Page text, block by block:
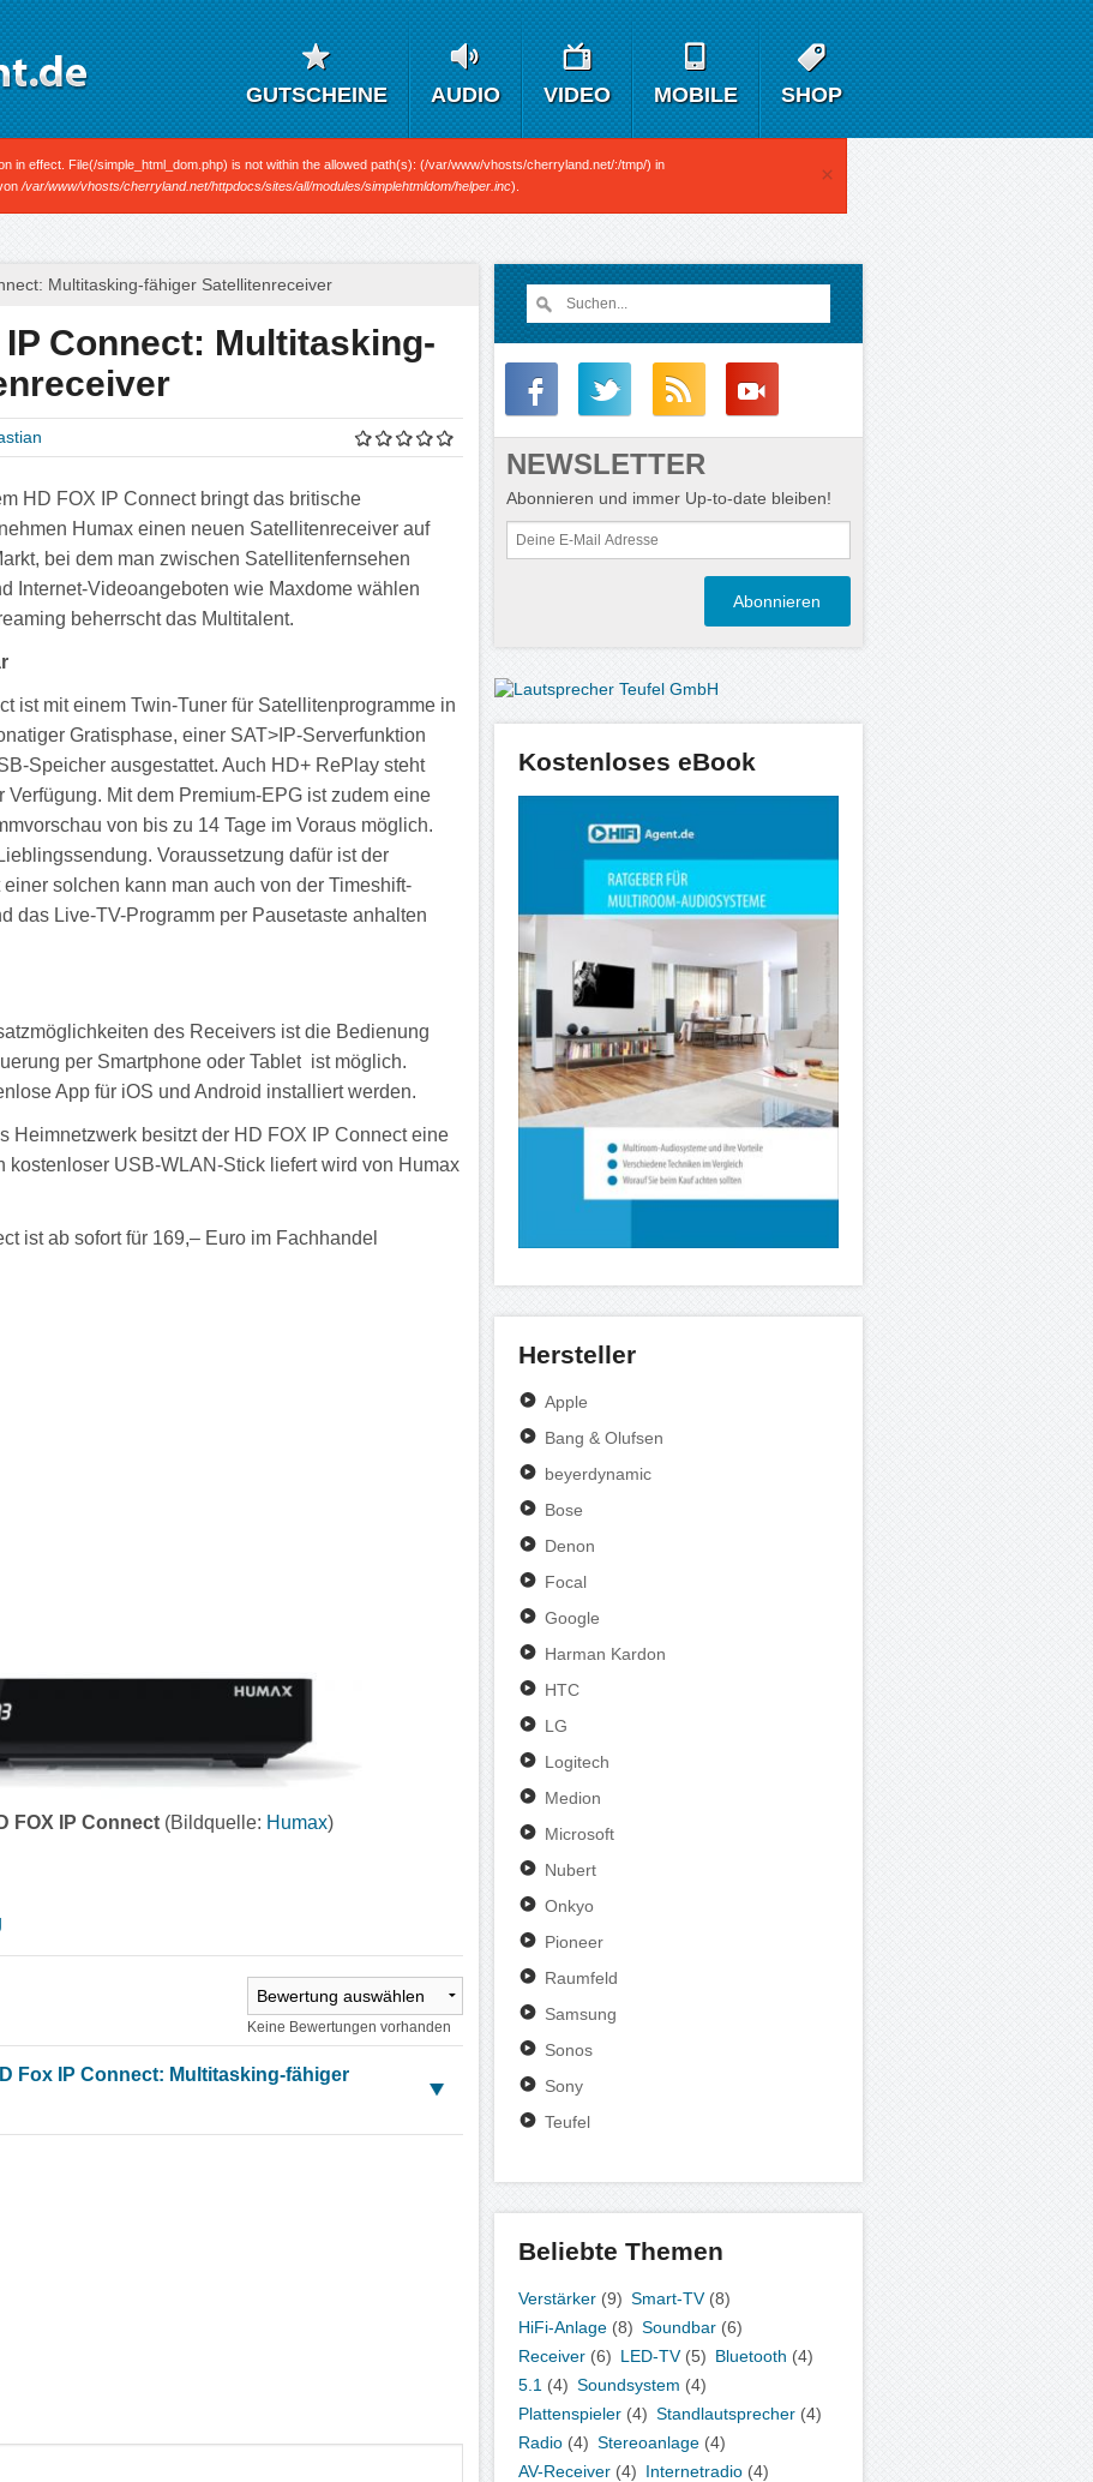
GUTSCHEINE AUDIO VIDEO MOBILE SHOP
in effect. File(/simple_html_dom.php) is not within the allowed path(s): (/var/www/vhosts/cherryland.net/:/tmp/) in
/var/www/vhosts/cherryland.net/httpdocs/sites/all/modules/simplehtmldom/helper.inc). ×
Multitasking-fähiger Satellitenreceiver
Connect: Multitasking-
HD FOX IP Connect bringt das britische
Humax einen neuen Satellitenreceiver auf
bei dem man zwischen Satellitenfernsehen
Internet-Videoangeboten wie Maxdome wählen
beherrscht das Multitalent.
ist mit einem Twin-Tuner für Satellitenprogramme in
Gratisphase, einer SAT>IP-Serverfunktion
Speicher ausgestattet. Auch HD+ RePlay steht
Mit dem Premium-EPG ist zudem eine
von bis zu 14 Tage im Voraus möglich.
Voraussetzung dafür ist der
solchen kann man auch von der Timeshift-
das Live-TV-Programm per Pausetaste anhalten
des Receivers ist die Bedienung
per Smartphone oder Tablet ist möglich.
App für iOS und Android installiert werden.
Heimnetzwerk besitzt der HD FOX IP Connect eine
kostenloser USB-WLAN-Stick liefert wird von Humax
ist ab sofort für 169,– Euro im Fachhandel
FOX IP Connect (Bildquelle: Humax)
Keine Bewertungen vorhanden
Fox IP Connect: Multitasking-fähiger
NEWSLETTER
Abonnieren und immer Up-to-date bleiben!
Kostenloses eBook
Hersteller
Apple
Bang & Olufsen
beyerdynamic
Bose
Denon
Focal
Google
Harman Kardon
HTC
LG
Logitech
Medion
Microsoft
Nubert
Onkyo
Pioneer
Raumfeld
Samsung
Sonos
Sony
Teufel
Beliebte Themen
Verstärker (9) Smart-TV (8)
HiFi-Anlage (8) Soundbar (6)
Receiver (6) LED-TV (5) Bluetooth (4)
5.1 (4) Soundsystem (4)
Plattenspieler (4) Standlautsprecher (4)
Radio (4) Stereoanlage (4)
AV-Receiver (4) Internetradio (4)